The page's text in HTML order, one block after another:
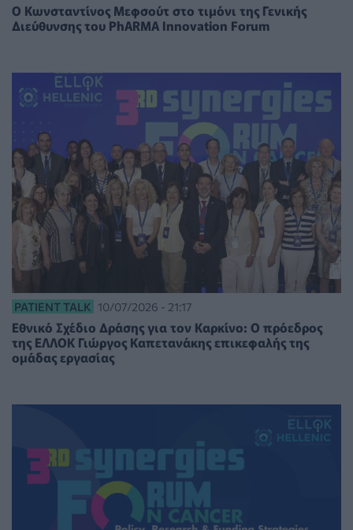
Ο Κωνσταντίνος Μεφσούτ στο τιμόνι της Γενικής
Διεύθυνσης του PhARMA Innovation Forum
PATIENT TALK 10/07/2026 - 21:17
Εθνικό Σχέδιο Δράσης για τον Καρκίνο: Ο πρόεδρος
της ΕΛΛΟΚ Γιώργος Καπετανάκης επικεφαλής της
ομάδας εργασίας